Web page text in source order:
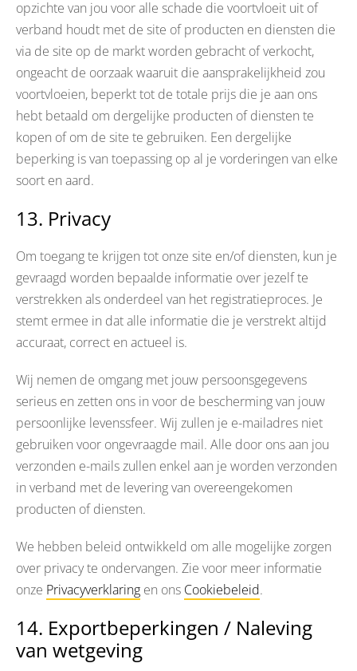
opzichte van jou voor alle schade die voortvloeit uit of
verband houdt met de site of producten en diensten die
via de site op de markt worden gebracht of verkocht,
ongeacht de oorzaak waaruit die aansprakelijkheid zou
voortvloeien, beperkt tot de totale prijs die je aan ons
hebt betaald om dergelijke producten of diensten te
kopen of om de site te gebruiken. Een dergelijke
beperking is van toepassing op al je vorderingen van elke
soort en aard.
13. Privacy
Om toegang te krijgen tot onze site en/of diensten, kun je
gevraagd worden bepaalde informatie over jezelf te
verstrekken als onderdeel van het registratieproces. Je
stemt ermee in dat alle informatie die je verstrekt altijd
accuraat, correct en actueel is.
Wij nemen de omgang met jouw persoonsgegevens
serieus en zetten ons in voor de bescherming van jouw
persoonlijke levenssfeer. Wij zullen je e-mailadres niet
gebruiken voor ongevraagde mail. Alle door ons aan jou
verzonden e-mails zullen enkel aan je worden verzonden
in verband met de levering van overeengekomen
producten of diensten.
We hebben beleid ontwikkeld om alle mogelijke zorgen
over privacy te ondervangen. Zie voor meer informatie
onze Privacyverklaring en ons Cookiebeleid.
14. Exportbeperkingen / Naleving
van wetgeving